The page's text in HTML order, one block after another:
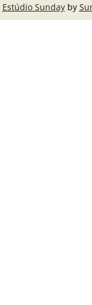
Estúdio Sundayby